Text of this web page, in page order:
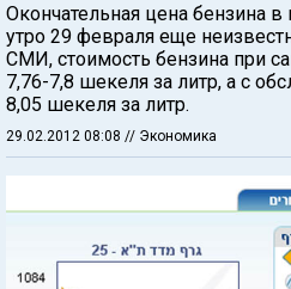
Окончательная цена бензина
утро 29 февраля еще
СМИ, стоимость бензина при
7,76-7,8 шекеля за литр, а с
8,05 шекеля за литр.
29.02.2012 08:08 // Экономика